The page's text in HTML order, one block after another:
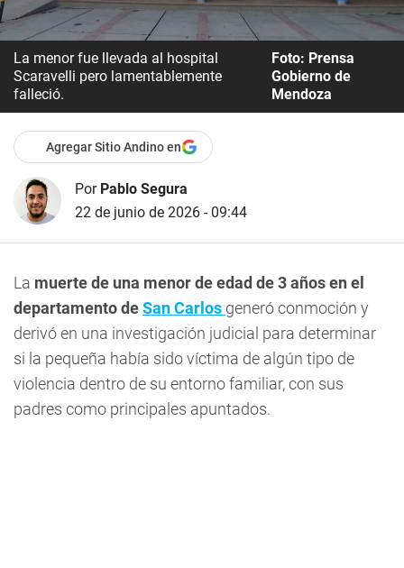
La menor fue llevada al hospital
Scaravelli pero lamentablemente
falleció.
Foto: Prensa
Gobierno de
Mendoza
Agregar Sitio Andino en
Por Pablo Segura
22 de junio de 2026 - 09:44
La muerte de una menor de edad de 3 años en el
departamento deSan Carlos generó conmoción y
derivó en una investigación judicial para determinar
si la pequeña había sido víctima de algún tipo de
violencia dentro de su entorno familiar, con sus
padres como principales apuntados.